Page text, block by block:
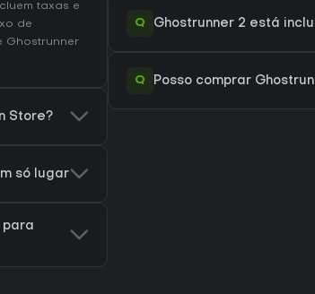
taxas e
de
Ghostrunner
Store?
só lugar
para
Q Ghostrunner 2 está
Q Posso comprar